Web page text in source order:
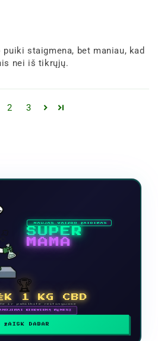
puiki staigmena, bet maniau, kad
nei iš tikrųjų.
2 3
NAUJAS VAIZDO ŽAIDIMAS
SUPER
MAMA
🏆
1 KG CBD
ir pakilkite reitinguose
KIEKVIENĄ MĖNESĮ
ŽAISK DABAR